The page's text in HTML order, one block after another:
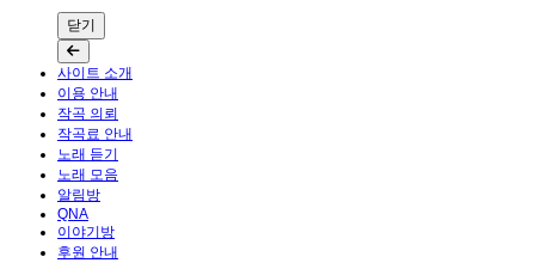
닫기
사이트 소개
이용 안내
작곡 의뢰
작곡료 안내
노래 듣기
노래 모음
알림방
QNA
이야기방
후원 안내